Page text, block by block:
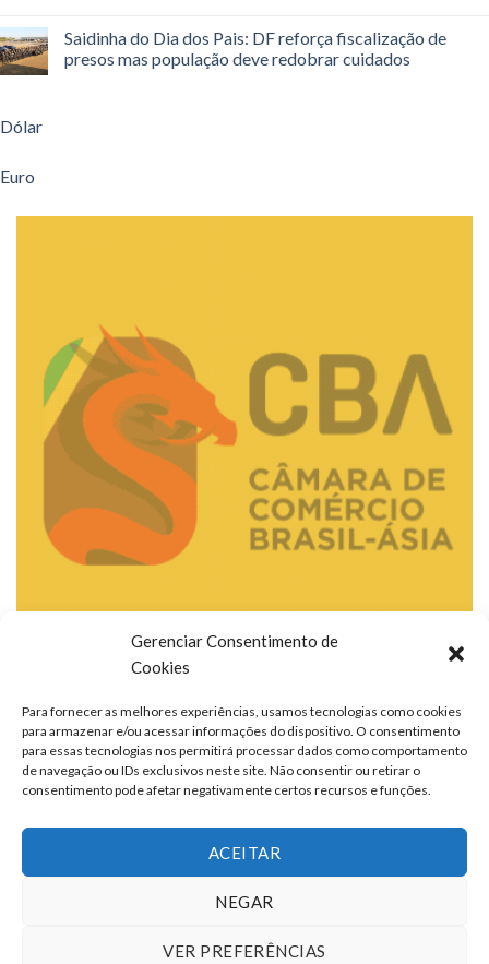
Gerenciar Consentimento de
Cookies
Para fornecer as melhores experiências, usamos tecnologias como cookies
para armazenar e/ou acessar informações do dispositivo. O consentimento
para essas tecnologias nos permitirá processar dados como comportamento
de navegação ou IDs exclusivos neste site. Não consentir ou retirar o
consentimento pode afetar negativamente certos recursos e funções.
ACEITAR
NEGAR
VER PREFERÊNCIAS
Saidinha do Dia dos Pais: DF reforça fiscalização de
presos mas população deve redobrar cuidados
Dólar
Euro